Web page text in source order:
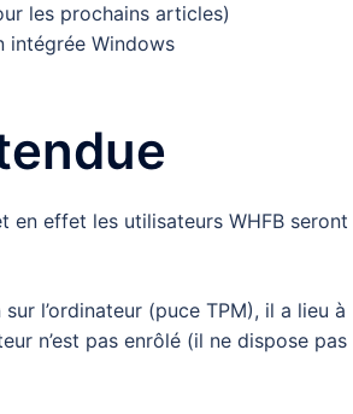
les prochains articles)
intégrée Windows
en effet les utilisateurs WHFB seront
l’ordinateur (puce TPM), il a lieu à
n’est pas enrôlé (il ne dispose pas